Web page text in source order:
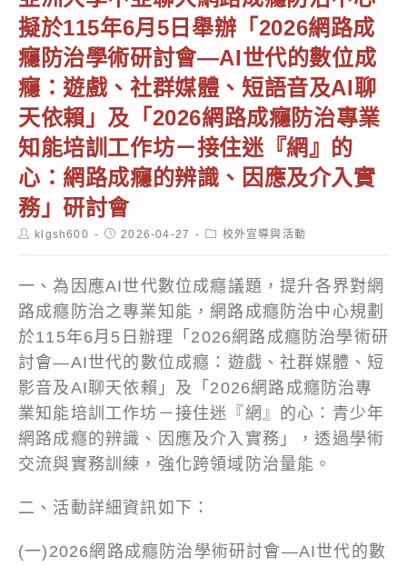
擬於115年6月5日舉辦「2026網路成
癮防治學術研討會—AI世代的數位成
癮：遊戲、社群媒體、短語音及AI聊
天依賴」及「2026網路成癮防治專業
知能培訓工作坊－接住迷『網』的
心：網路成癮的辨識、因應及介入實
務」研討會
Postklgsh600
Post2026-04-27
Post校外宣導與活動
一、為因應AI世代數位成癮議題，提升各界對網
路成癮防治之專業知能，網路成癮防治中心規劃
於115年6月5日辦理「2026網路成癮防治學術研
討會—AI世代的數位成癮：遊戲、社群媒體、短
影音及AI聊天依賴」及「2026網路成癮防治專
業知能培訓工作坊－接住迷『網』的心：青少年
網路成癮的辨識、因應及介入實務」，透過學術
交流與實務訓練，強化跨領域防治量能。
二、活動詳細資訊如下：
(一)2026網路成癮防治學術研討會—AI世代的數